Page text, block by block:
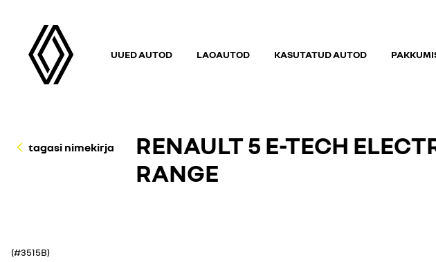
UUED AUTOD LAOAUTOD KASUTATUD AUTOD
tagasi nimekirja
RENAULT 5 E-TECH
RANGE
(#3515B)